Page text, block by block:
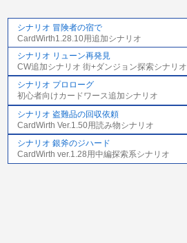
シナリオ 冒険者の宿で
CardWirth1.28.10用追加シナリオ
シナリオ リューン再発見
CW追加シナリオ 街+ダンジョン探索シナリオ
シナリオ プロローグ
初心者向けカードワース追加シナリオ
シナリオ 盗難品の回収依頼
CardWirth Ver.1.50用読み物シナリオ
シナリオ 銀斧のジハード
CardWirth ver.1.28用中編探索系シナリオ